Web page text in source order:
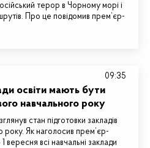
терор в Чорному морі і
Про це повідомив прем’єр-
освіти мають бути
навчального року
стан підготовки закладів
року. Як наголосив прем’єр-
вересня всі навчальні заклади
09:35